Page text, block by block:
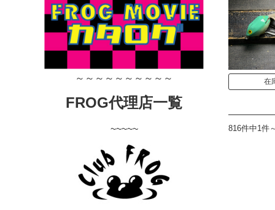
在
816件中1件
～～～～～～～～～～
FROG代理店一覧
~~~~~